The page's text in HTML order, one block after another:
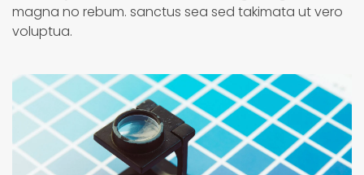
magna no rebum. sanctus sea sed takimata ut vero
voluptua.